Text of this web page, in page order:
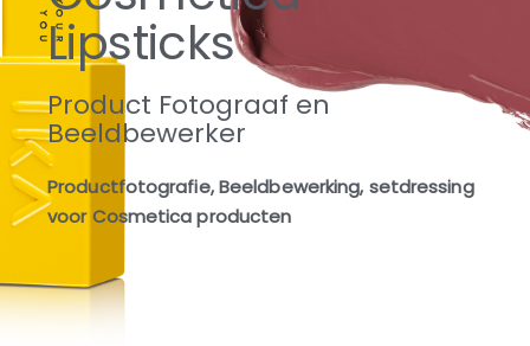
Lipsticks
Product Fotograaf en
Beeldbewerker
Productfotografie, Beeldbewerking, setdressing
voor Cosmetica producten